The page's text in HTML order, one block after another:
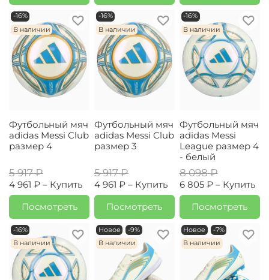
-16%
В наличии
Футбольный мяч
adidas Messi Club
размер 4
5 917 ₽
4 961 ₽ – Купить
Посмотреть
-16%
В наличии
Футбольный мяч
adidas Messi Club
размер 3
5 917 ₽
4 961 ₽ – Купить
Посмотреть
-16%
В наличии
Футбольный мяч
adidas Messi
League размер 4
- белый
8 098 ₽
6 805 ₽ – Купить
Посмотреть
-16%
В наличии
Новое
-9%
В наличии
Новое
-7%
В наличии